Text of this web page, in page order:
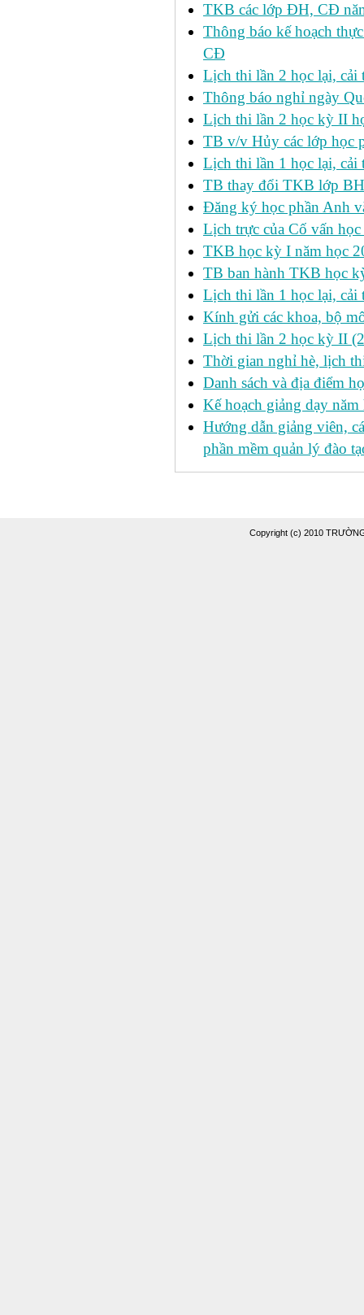
TKB các lớp ĐH, CĐ
Thông báo kế hoạch
CĐ
Lịch thi lần 2 học lại, cải
Thông báo nghỉ ngày
Lịch thi lần 2 học kỳ II
TB v/v Hủy các lớp học
Lịch thi lần 1 học lại, cải
TB thay đổi TKB lớp
Đăng ký học phần Anh
Lịch trực của Cố vấn học
TKB học kỳ I năm học
TB ban hành TKB học
Lịch thi lần 1 học lại, cải
Kính gửi các khoa, bộ
Lịch thi lần 2 học kỳ II
Thời gian nghỉ hè, lịch
Danh sách và địa điểm
Kế hoạch giảng dạy
Hướng dẫn giảng viên,
phần mềm quản lý đào
Copyright (c) 2010